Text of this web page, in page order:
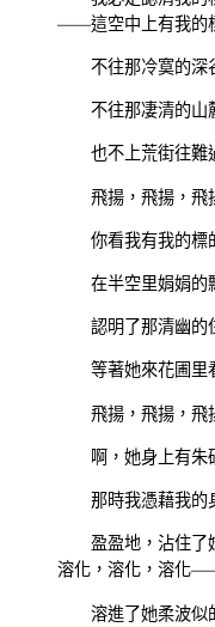
——這空中上有我的
不往那冷寞的深
不往那凄清的山
也不上荒街往
飛揚，飛揚，
你看我有我的標
在半空里娟娟的
認明了那清幽的
等著她來花圃
飛揚，飛揚，
啊，她身上有朱
那時我憑藉我的
盈盈地，沾住
溶化，溶化，溶化
溶進了她柔波似